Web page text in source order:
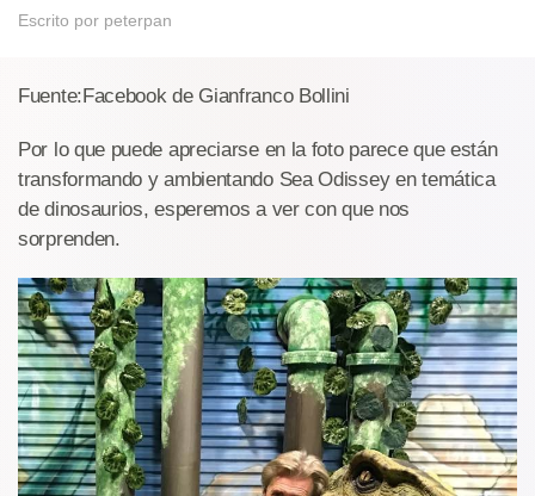
Escrito por peterpan
Fuente:Facebook de Gianfranco Bollini
Por lo que puede apreciarse en la foto parece que están
transformando y ambientando Sea Odissey en temática
de dinosaurios, esperemos a ver con que nos
sorprenden.